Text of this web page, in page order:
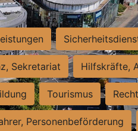
Sekretariat Hilfskräfte,
Tourismus
Personenbeförderung